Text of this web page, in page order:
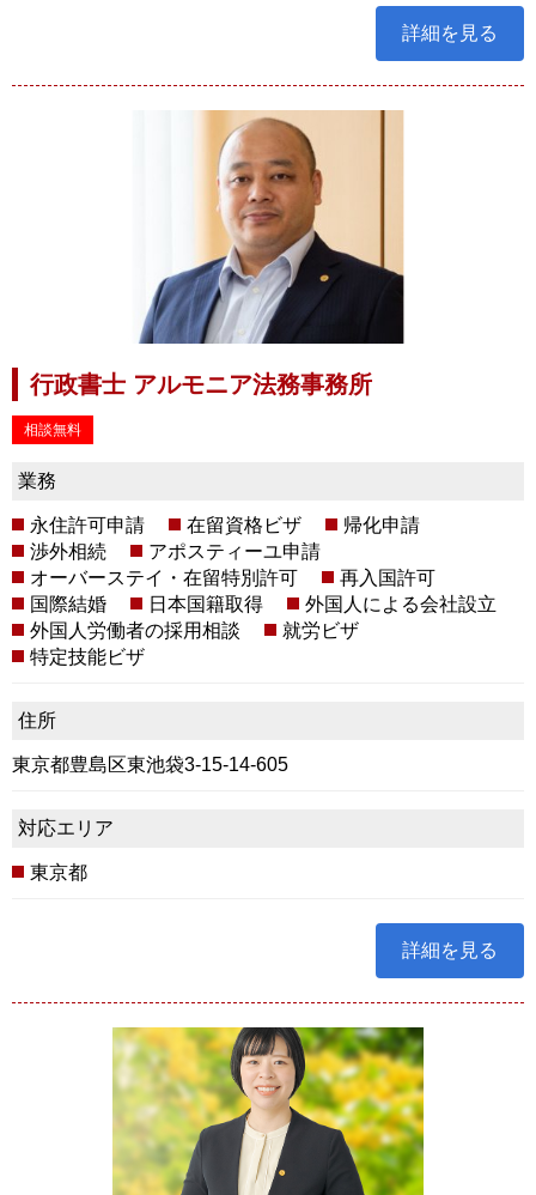
詳細を見る
行政書士 アルモニア法務事務所
相談無料
業務
永住許可申請 在留資格ビザ
帰化申請
渉外相続
アポスティーユ申請
オーバーステイ・在留特別許可
再入国許可
国際結婚
日本国籍取得
外国人による会社設立
外国人労働者の採用相談
就労ビザ
特定技能ビザ
住所
東京都豊島区東池袋3-15-14-605
対応エリア
東京都
詳細を見る